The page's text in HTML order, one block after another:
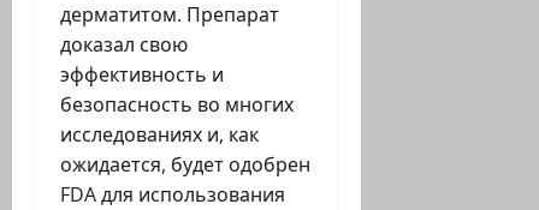
дерматитом. Препарат
доказал свою
эффективность и
безопасность во многих
исследованиях и, как
ожидается, будет одобрен
FDA для использования